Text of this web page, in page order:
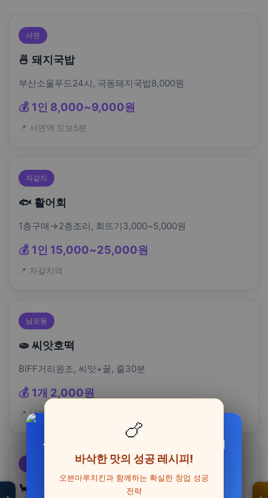
서면
🍜 돼지국밥
부산소울푸드24시, 극동돼지국밥8,000원
💰 1인 8,000~9,000원
📍 서면역 도보5분
자갈치
🐟 활어회
1층구매→2층조리, 회뜨기3,000~5,000원
💰 1인 15,000~25,000원
📍 자갈치역
남포동
🫓 씨앗호떡
BIFF거리원조, 씨앗+꿀, 줄30분
💰 1개 2,000원
📍 남포역 BIFF거리
🦀 기장대게
패션
총집합
🍗
바삭한 맛의 성공 레시피!
오븐마루치킨과 함께하는 확실한 창업 성공
전략
100억 유아블라 장 건…
120,000원
삼성 비스포크 14인용 열풍 AI 히든 식기세척기
DW80F75L1U01
1,590,000원